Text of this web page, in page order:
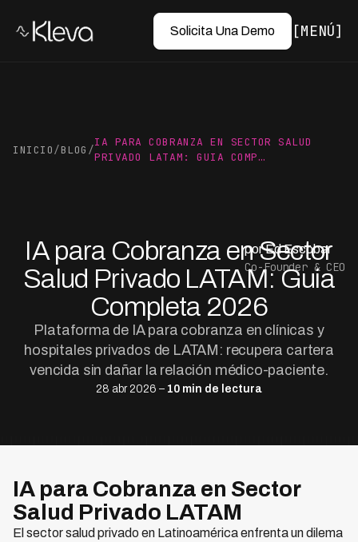
Solicita Una Demo MENÚ
INICIO/BLOG /
IA PARA COBRANZA EN SECTOR SALUD
PRIVADO LATAM: GUIA COMP…
IA para Cobranza en Sector
Salud Privado LATAM: Guia
Completa 2026
Plataforma de IA para cobranza en clínicas y
hospitales privados de LATAM: recupera cartera
vencida sin dañar la relación médico-paciente.
28 abr 2026 – 10 min de lectura
por Ed Escobar
Co-Founder & CEO
IA para Cobranza en Sector
Salud Privado LATAM
El sector salud privado en Latinoamérica enfrenta un dilema